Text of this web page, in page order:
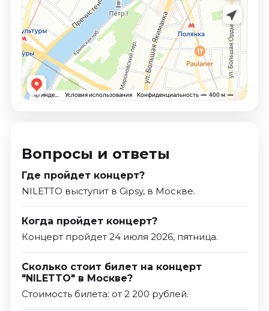
Вопросы и ответы
Где пройдет концерт?
NILETTO выступит в Gipsy, в Москве.
Когда пройдет концерт?
Концерт пройдет 24 июля 2026, пятница.
Сколько стоит билет на концерт
"NILETTO" в Москве?
Стоимость билета: от 2 200 рублей.